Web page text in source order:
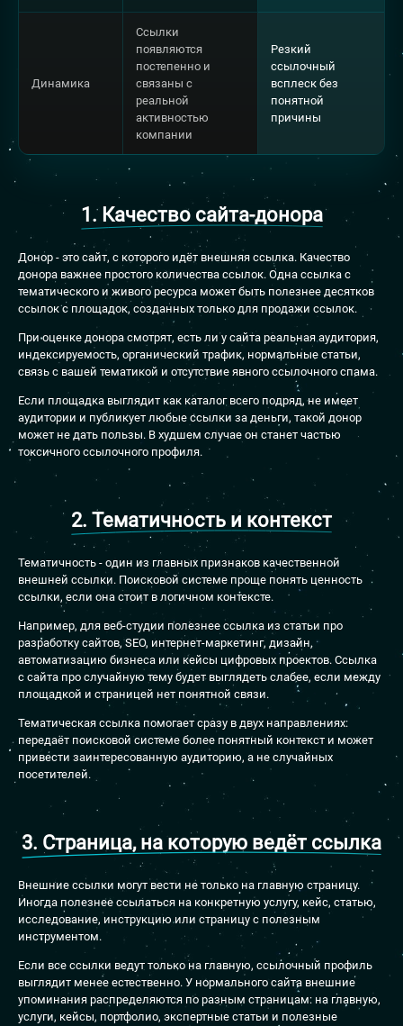
Динамика
Ссылки
появляются
постепенно и
связаны с
реальной
активностью
компании
Резкий
ссылочный
всплеск без
понятной
причины
1. Качество сайта-донора
Донор - это сайт, с которого идёт внешняя ссылка. Качество
донора важнее простого количества ссылок. Одна ссылка с
тематического и живого ресурса может быть полезнее десятков
ссылок с площадок, созданных только для продажи ссылок.
При оценке донора смотрят, есть ли у сайта реальная аудитория,
индексируемость, органический трафик, нормальные статьи,
связь с вашей тематикой и отсутствие явного ссылочного спама.
Если площадка выглядит как каталог всего подряд, не имеет
аудитории и публикует любые ссылки за деньги, такой донор
может не дать пользы. В худшем случае он станет частью
токсичного ссылочного профиля.
2. Тематичность и контекст
Тематичность - один из главных признаков качественной
внешней ссылки. Поисковой системе проще понять ценность
ссылки, если она стоит в логичном контексте.
Например, для веб-студии полезнее ссылка из статьи про
разработку сайтов, SEO, интернет-маркетинг, дизайн,
автоматизацию бизнеса или кейсы цифровых проектов. Ссылка
с сайта про случайную тему будет выглядеть слабее, если между
площадкой и страницей нет понятной связи.
Тематическая ссылка помогает сразу в двух направлениях:
передаёт поисковой системе более понятный контекст и может
привести заинтересованную аудиторию, а не случайных
посетителей.
3. Страница, на которую ведёт ссылка
Внешние ссылки могут вести не только на главную страницу.
Иногда полезнее ссылаться на конкретную услугу, кейс, статью,
исследование, инструкцию или страницу с полезным
инструментом.
Если все ссылки ведут только на главную, ссылочный профиль
выглядит менее естественно. У нормального сайта внешние
упоминания распределяются по разным страницам: на главную,
услуги, кейсы, портфолио, экспертные статьи и полезные